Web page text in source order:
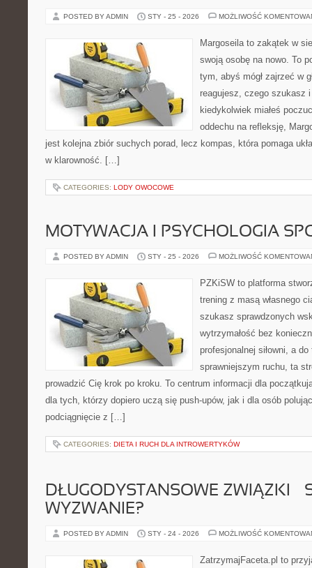
POSTED BY ADMIN STY - 25 - 2026 MOŻLIWOŚĆ
Margoseila to zakątek w
swoją osobę na nowo. To
tym, abyś mógł zajrzeć w
reagujesz, czego szukasz
kiedykolwiek miałeś
oddechu na refleksję,
jest kolejna zbiór suchych porad, lecz kompas, która pomaga
w klarowność. […]
CATEGORIES: LODY OWOCOWE
MOTYWACJA I PSYCHOLOGIA
POSTED BY ADMIN STY - 25 - 2026 MOŻLIWOŚĆ
PZKiSW to platforma
trening z masą własnego
szukasz sprawdzonych
wytrzymałość bez
profesjonalnej siłowni, a
sprawniejszym ruchu, ta
prowadzić Cię krok po kroku. To centrum informacji dla
dla tych, którzy dopiero uczą się push-upów, jak i dla osób
podciągnięcie z […]
CATEGORIES: DIETA I RUCH DLA INTROWERTYKÓW
DŁUGODYSTANSOWE ZWIĄZKI –
WYZWANIE?
POSTED BY ADMIN STY - 24 - 2026 MOŻLIWOŚĆ
ZatrzymajFaceta.pl to